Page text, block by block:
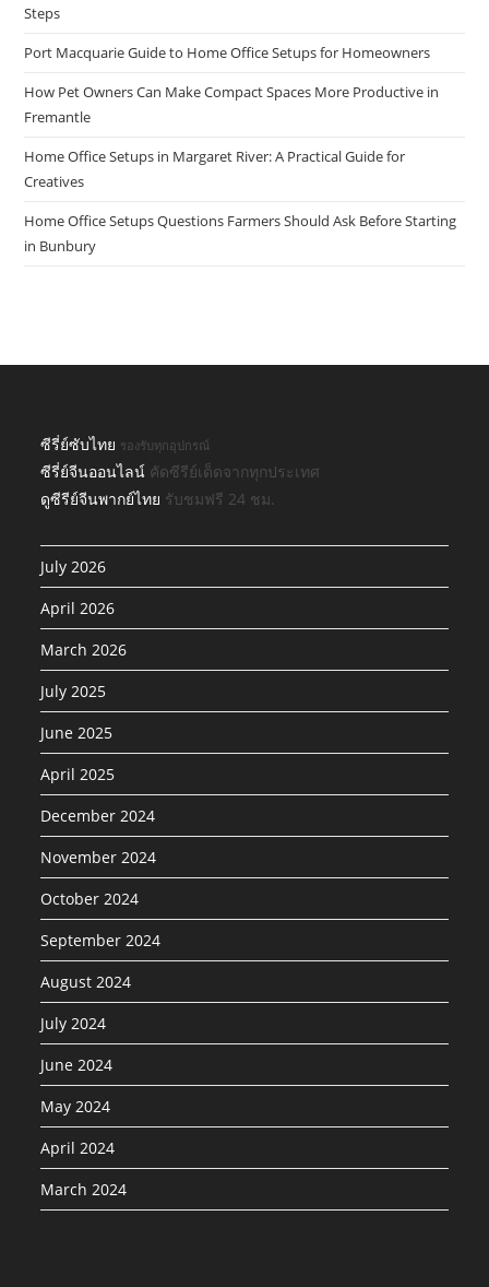
Steps
Port Macquarie Guide to Home Office Setups for Homeowners
How Pet Owners Can Make Compact Spaces More Productive in
Fremantle
Home Office Setups in Margaret River: A Practical Guide for
Creatives
Home Office Setups Questions Farmers Should Ask Before Starting
in Bunbury
ซีรี่ย์ซับไทย รองรับทุกอุปกรณ์
ซีรี่ย์จีนออนไลน์ คัดซีรีย์เด็ดจากทุกประเทศ
ดูซีรีย์จีนพากย์ไทย รับชมฟรี 24 ชม.
July 2026
April 2026
March 2026
July 2025
June 2025
April 2025
December 2024
November 2024
October 2024
September 2024
August 2024
July 2024
June 2024
May 2024
April 2024
March 2024